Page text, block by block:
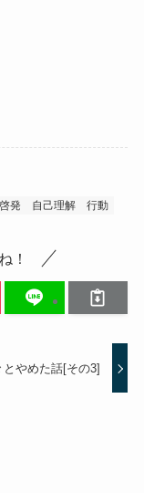
発 自己理解 行動
！
とやめた話[その3]